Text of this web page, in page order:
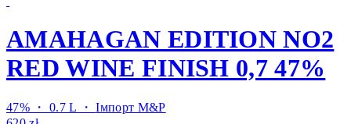
AMAHAGAN EDITION NO2
RED WINE FINISH 0,7 47%
47% ・ 0.7 L ・Імпорт M&P